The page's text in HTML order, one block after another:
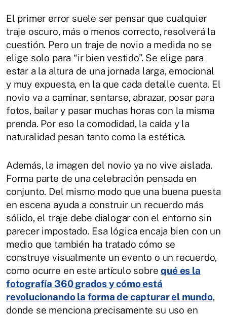
El primer error suele ser pensar que cualquier
traje oscuro, más o menos correcto, resolverá la
cuestión. Pero un traje de novio a medida no se
elige solo para “ir bien vestido”. Se elige para
estar a la altura de una jornada larga, emocional
y muy expuesta, en la que cada detalle cuenta. El
novio va a caminar, sentarse, abrazar, posar para
fotos, bailar y pasar muchas horas con la misma
prenda. Por eso la comodidad, la caída y la
naturalidad pesan tanto como la estética.
Además, la imagen del novio ya no vive aislada.
Forma parte de una celebración pensada en
conjunto. Del mismo modo que una buena puesta
en escena ayuda a construir un recuerdo más
sólido, el traje debe dialogar con el entorno sin
parecer impostado. Esa lógica encaja bien con un
medio que también ha tratado cómo se
construye visualmente un evento o un recuerdo,
como ocurre en este artículo sobrequé es la
fotografía 360 grados y cómo está
revolucionando la forma de capturar el mundo,
donde se menciona precisamente su uso en